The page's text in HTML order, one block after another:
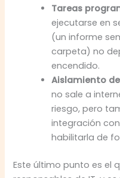
Tareas
ejecutarse en
(un informe
carpeta) no
encendido.
Aislamiento
no sale a
riesgo, pero
integración
habilitarla de
Este último punto es el